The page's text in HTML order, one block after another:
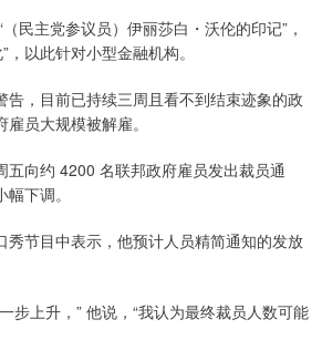
主党参议员）伊丽莎白・沃伦的印记”，
，以此针对小型金融机构。
，目前已持续三周且看不到结束迹象的政
员大规模被解雇。
向约 4200 名联邦政府雇员发出裁员通
下调。
节目中表示，他预计人员精简通知的发放
上升，” 他说，“我认为最终裁员人数可能